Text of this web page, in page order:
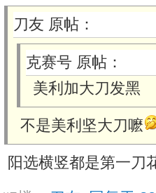
刀友 原帖：
克赛号 原帖：
美利加大刀发黑
不是美利坚大刀嚒
阳选横竖都是第一刀